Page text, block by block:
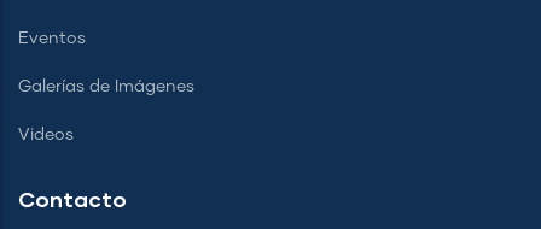
Eventos
Galerías de Imágenes
Videos
Contacto